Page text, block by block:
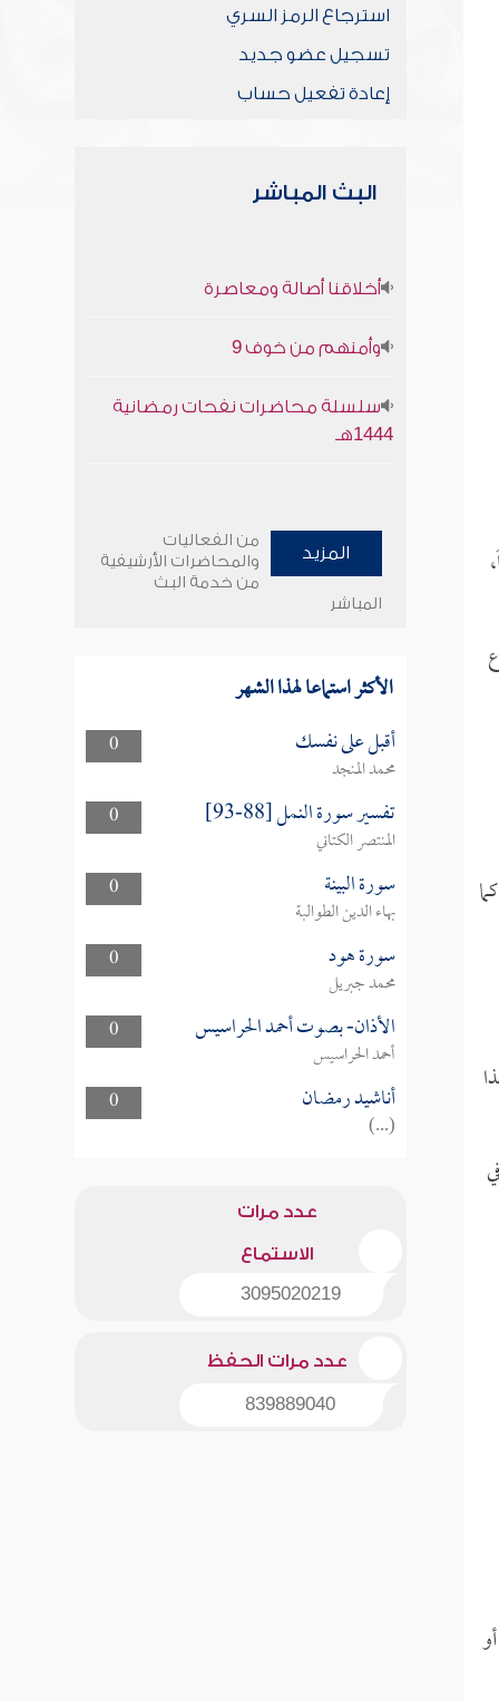
استرجاع الرمز السري
تسجيل عضو جديد
إعادة تفعيل حساب
البث المباشر
أخلاقنا أصالة ومعاصرة
وأمنهم من خوف 9
سلسلة محاضرات نفحات رمضانية
1444هـ
المزيد
من الفعاليات
والمحاضرات الأرشيفية
من خدمة البث
المباشر
الأكثر استماعا لهذا الشهر
0 أقبل على نفسك
محمد المنجد
0
تفسير سورة النمل [88-93]
المنتصر الكتاني
0
سورة البينة
بهاء الدين الطوالبة
0
سورة هود
محمد جبريل
0
الأذان- بصوت أحمد الحراسيس
أحمد الحراسيس
0
أناشيد رمضان
(...)
عدد مرات
الاستماع
3095020219
عدد مرات الحفظ
839889040